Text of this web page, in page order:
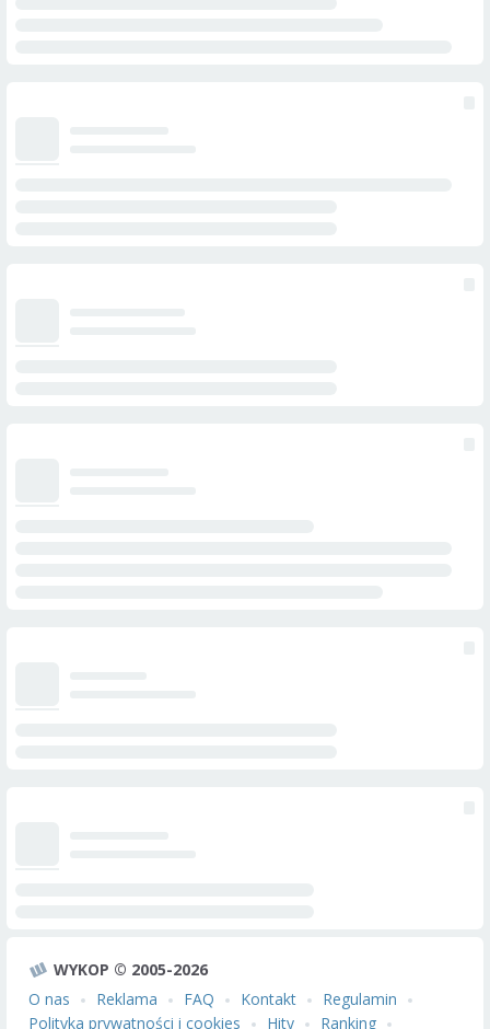
WYKOP © 2005-2026
O nas
Reklama FAQ Kontakt
Regulamin
Polityka prywatności i cookies
Hity Ranking